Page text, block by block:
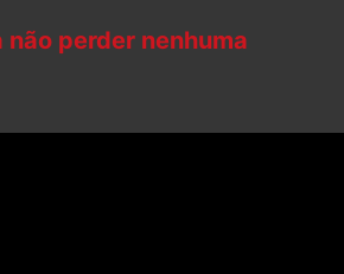
perder nenhuma